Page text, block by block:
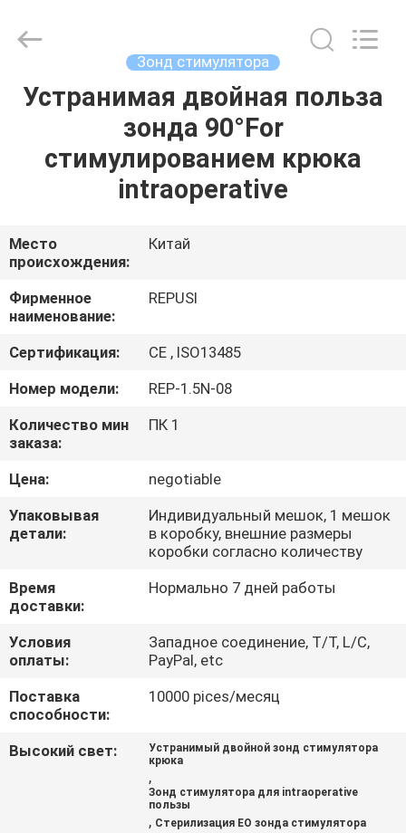
ДОМ
ПРОДУКТЫ
НАС
ПУТЕШЕСТВИЕ
ФАБРИКИ
ПРОВЕРКА
КАЧЕСТВА
СВЯЖИТЕСЬ
МЫ
СПРОСИТЕ
ЦИТАТУ
КАРТА
САЙТА
Electronics
Co.,Ltd..
Зонд стимулятора
Устранимая двойная польза
зонда 90°For
стимулированием крюка
intraoperative
Место
происхождения:
Китай
Фирменное
наименование:
REPUSI
Сертификация:
CE , ISO13485
Номер модели:
REP-1.5N-08
Количество мин
заказа:
ПК 1
Цена:
negotiable
Упаковывая
детали:
Индивидуальный мешок, 1 мешок
в коробку, внешние размеры
коробки согласно количеству
Время
доставки:
Нормально 7 дней работы
Условия
оплаты:
Западное соединение, T/T, L/C,
PayPal, etc
Поставка
способности:
10000 pices/месяц
Высокий свет:
Устранимый двойной зонд стимулятора
крюка
,
Зонд стимулятора для intraoperative
пользы
, Стерилизация EO зонда стимулятора